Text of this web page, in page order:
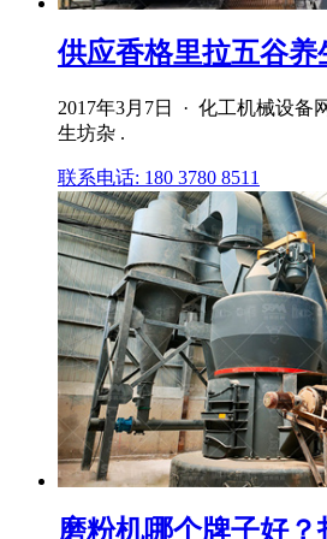
供应香格里拉五谷
2017年3月7日 · 化工机械设备
生坊杂 .
联系电话: 180 3780 8511
磨粉机哪个牌子好